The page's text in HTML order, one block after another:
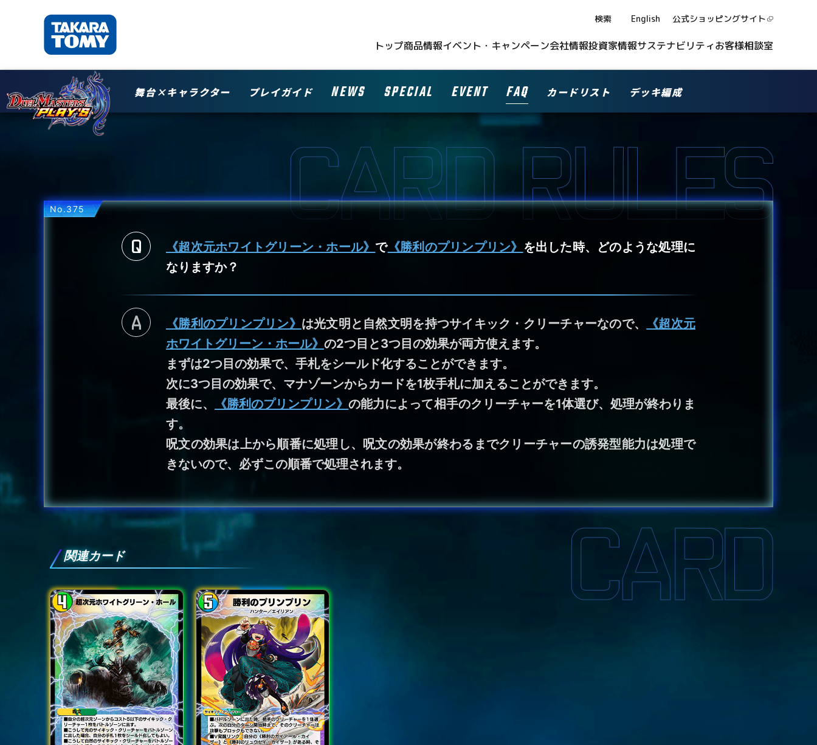
検索 English 公式ショッピングサイト
トップ商品情報イベント・キャンペーン会社情報投資家情報サステナビリティお客様相談室
舞台×キャラクター プレイガイド NEWS SPECIAL EVENT FAQ カードリスト デッキ編成
No.375
《超次元ホワイトグリーン・ホール》 で《勝利のプリンプリン》 を出した時、どのような処理に
なりますか？
《勝利のプリンプリン》 は光文明と自然文明を持つサイキック・クリーチャーなので、
《超次元
ホワイトグリーン・ホール》 の2つ目と3つ目の効果が両方使えます。
まずは2つ目の効果で、手札をシールド化することができます。
次に3つ目の効果で、マナゾーンからカードを1枚手札に加えることができます。
最後に、
《勝利のプリンプリン》の能力によって相手のクリーチャーを1体選び、処理が終わりま
す。
呪文の効果は上から順番に処理し、呪文の効果が終わるまでクリーチャーの誘発型能力は処理で
きないので、必ずこの順番で処理されます。
関連カード